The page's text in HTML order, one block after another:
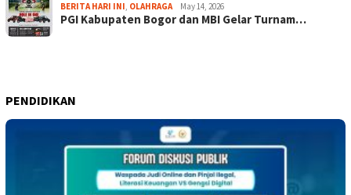
BERITA HARI INI, OLAHRAGA May 14, 2026
PGI Kabupaten Bogor dan MBI Gelar Turnam…
PENDIDIKAN